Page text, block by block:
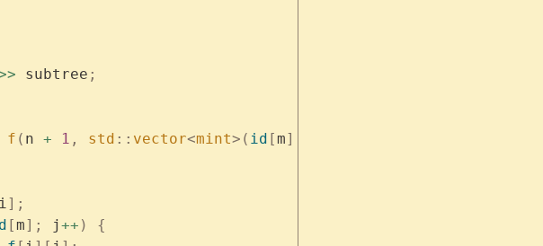
subtree ;
f ( n + 1 , std :: vector<mint>( id [m]
i];
[m]; j++ )
{